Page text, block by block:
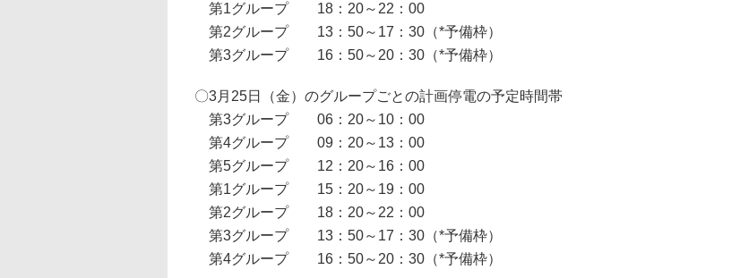
第1グループ 18：20～22：00
第2グループ 13：50～17：30（*予備枠）
第3グループ 16：50～20：30（*予備枠）
〇3月25日（金）のグループごとの計画停電の予定時間帯
第3グループ 06：20～10：00
第4グループ 09：20～13：00
第5グループ 12：20～16：00
第1グループ 15：20～19：00
第2グループ 18：20～22：00
第3グループ 13：50～17：30（*予備枠）
第4グループ 16：50～20：30（*予備枠）